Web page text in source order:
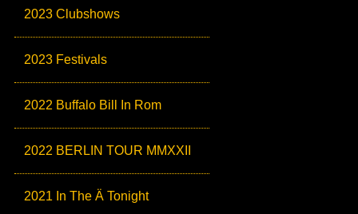
2023 Clubshows
2023 Festivals
2022 Buffalo Bill In Rom
2022 BERLIN TOUR MMXXII
2021 In The Ä Tonight